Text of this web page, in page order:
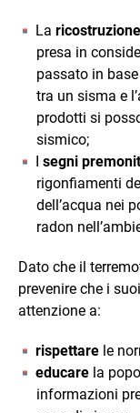
La
presa in
passato in
tra un sisma e
prodotti si
sismico;
I segni
rigonfiamenti
dell’acqua nei
radon
Dato che il
prevenire che i
attenzione a:
rispettare le
educare la
informazioni